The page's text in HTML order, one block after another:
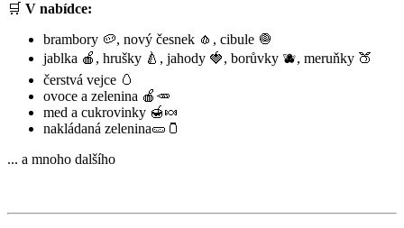
🛒 V nabídce:
brambory 🥔, nový česnek 🧄, cibule 🧅
jablka 🍎, hrušky 🍐, jahody 🍓, borůvky 🫐, meruňky 🍑
čerstvá vejce 🥚
ovoce a zelenina 🍎🥕
med a cukrovinky 🍯🍬
nakládaná zelenina🥒🫙
... a mnoho dalšího